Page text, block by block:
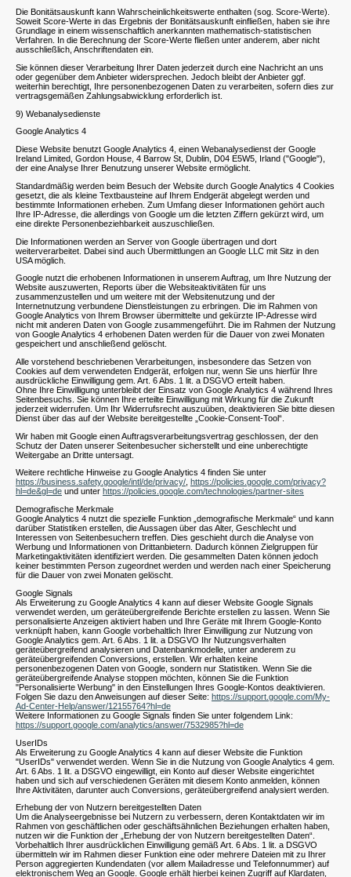
Die Bonitätsauskunft kann Wahrscheinlichkeitswerte enthalten (sog. Score-Werte).
Soweit Score-Werte in das Ergebnis der Bonitätsauskunft einfließen, haben sie ihre
Grundlage in einem wissenschaftlich anerkannten mathematisch-statistischen
Verfahren. In die Berechnung der Score-Werte fließen unter anderem, aber nicht
ausschließlich, Anschriftendaten ein.
Sie können dieser Verarbeitung Ihrer Daten jederzeit durch eine Nachricht an uns
oder gegenüber dem Anbieter widersprechen. Jedoch bleibt der Anbieter ggf.
weiterhin berechtigt, Ihre personenbezogenen Daten zu verarbeiten, sofern dies zur
vertragsgemäßen Zahlungsabwicklung erforderlich ist.
9) Webanalysedienste
Google Analytics 4
Diese Website benutzt Google Analytics 4, einen Webanalysedienst der Google
Ireland Limited, Gordon House, 4 Barrow St, Dublin, D04 E5W5, Irland ("Google"),
der eine Analyse Ihrer Benutzung unserer Website ermöglicht.
Standardmäßig werden beim Besuch der Website durch Google Analytics 4 Cookies
gesetzt, die als kleine Textbausteine auf Ihrem Endgerät abgelegt werden und
bestimmte Informationen erheben. Zum Umfang dieser Informationen gehört auch
Ihre IP-Adresse, die allerdings von Google um die letzten Ziffern gekürzt wird, um
eine direkte Personenbeziehbarkeit auszuschließen.
Die Informationen werden an Server von Google übertragen und dort
weiterverarbeitet. Dabei sind auch Übermittlungen an Google LLC mit Sitz in den
USA möglich.
Google nutzt die erhobenen Informationen in unserem Auftrag, um Ihre Nutzung der
Website auszuwerten, Reports über die Websiteaktivitäten für uns
zusammenzustellen und um weitere mit der Websitenutzung und der
Internetnutzung verbundene Dienstleistungen zu erbringen. Die im Rahmen von
Google Analytics von Ihrem Browser übermittelte und gekürzte IP-Adresse wird
nicht mit anderen Daten von Google zusammengeführt. Die im Rahmen der Nutzung
von Google Analytics 4 erhobenen Daten werden für die Dauer von zwei Monaten
gespeichert und anschließend gelöscht.
Alle vorstehend beschriebenen Verarbeitungen, insbesondere das Setzen von
Cookies auf dem verwendeten Endgerät, erfolgen nur, wenn Sie uns hierfür Ihre
ausdrückliche Einwilligung gem. Art. 6 Abs. 1 lit. a DSGVO erteilt haben.
Ohne Ihre Einwilligung unterbleibt der Einsatz von Google Analytics 4 während Ihres
Seitenbesuchs. Sie können Ihre erteilte Einwilligung mit Wirkung für die Zukunft
jederzeit widerrufen. Um Ihr Widerrufsrecht auszuüben, deaktivieren Sie bitte diesen
Dienst über das auf der Website bereitgestellte „Cookie-Consent-Tool“.
Wir haben mit Google einen Auftragsverarbeitungsvertrag geschlossen, der den
Schutz der Daten unserer Seitenbesucher sicherstellt und eine unberechtigte
Weitergabe an Dritte untersagt.
Weitere rechtliche Hinweise zu Google Analytics 4 finden Sie unter
https://business.safety.google/intl/de/privacy/, https://policies.google.com/privacy?
hl=de&gl=de und unter https://policies.google.com/technologies/partner-sites
Demografische Merkmale
Google Analytics 4 nutzt die spezielle Funktion „demografische Merkmale“ und kann
darüber Statistiken erstellen, die Aussagen über das Alter, Geschlecht und
Interessen von Seitenbesuchern treffen. Dies geschieht durch die Analyse von
Werbung und Informationen von Drittanbietern. Dadurch können Zielgruppen für
Marketingaktivitäten identifiziert werden. Die gesammelten Daten können jedoch
keiner bestimmten Person zugeordnet werden und werden nach einer Speicherung
für die Dauer von zwei Monaten gelöscht.
Google Signals
Als Erweiterung zu Google Analytics 4 kann auf dieser Website Google Signals
verwendet werden, um geräteübergreifende Berichte erstellen zu lassen. Wenn Sie
personalisierte Anzeigen aktiviert haben und Ihre Geräte mit Ihrem Google-Konto
verknüpft haben, kann Google vorbehaltlich Ihrer Einwilligung zur Nutzung von
Google Analytics gem. Art. 6 Abs. 1 lit. a DSGVO Ihr Nutzungsverhalten
geräteübergreifend analysieren und Datenbankmodelle, unter anderem zu
geräteübergreifenden Conversions, erstellen. Wir erhalten keine
personenbezogenen Daten von Google, sondern nur Statistiken. Wenn Sie die
geräteübergreifende Analyse stoppen möchten, können Sie die Funktion
"Personalisierte Werbung" in den Einstellungen Ihres Google-Kontos deaktivieren.
Folgen Sie dazu den Anweisungen auf dieser Seite: https://support.google.com/My-
Ad-Center-Help/answer/12155764?hl=de
Weitere Informationen zu Google Signals finden Sie unter folgendem Link:
https://support.google.com/analytics/answer/7532985?hl=de
UserIDs
Als Erweiterung zu Google Analytics 4 kann auf dieser Website die Funktion
"UserIDs" verwendet werden. Wenn Sie in die Nutzung von Google Analytics 4 gem.
Art. 6 Abs. 1 lit. a DSGVO eingewilligt, ein Konto auf dieser Website eingerichtet
haben und sich auf verschiedenen Geräten mit diesem Konto anmelden, können
Ihre Aktivitäten, darunter auch Conversions, geräteübergreifend analysiert werden.
Erhebung der von Nutzern bereitgestellten Daten
Um die Analyseergebnisse bei Nutzern zu verbessern, deren Kontaktdaten wir im
Rahmen von geschäftlichen oder geschäftsähnlichen Beziehungen erhalten haben,
nutzen wir die Funktion der „Erhebung der von Nutzern bereitgestellten Daten“.
Vorbehaltlich Ihrer ausdrücklichen Einwilligung gemäß Art. 6 Abs. 1 lit. a DSGVO
übermitteln wir im Rahmen dieser Funktion eine oder mehrere Dateien mit zu Ihrer
Person aggregierten Kundendaten (vor allem Mailadresse und Telefonnummer) auf
elektronischem Weg an Google. Google erhält hierbei keinen Zugriff auf Klardaten,